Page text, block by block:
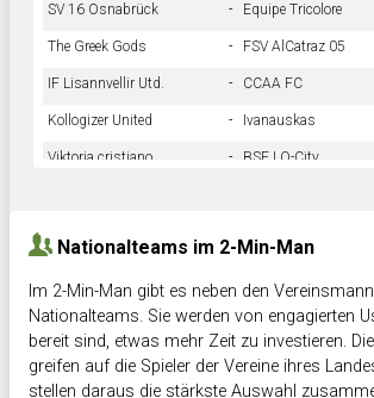
SV 16 Osnabrück - Equipe Tricolore
The Greek Gods - FSV AlCatraz 05
IF Lisannvellir Utd. - CCAA FC
Kollogizer United - Ivanauskas
Viktoria cristiano - BSF LO-City
Nationalteams im 2-Min-Man
Im 2-Min-Man gibt es neben den
Nationalteams. Sie werden von engagierten
bereit sind, etwas mehr Zeit zu investieren.
greifen auf die Spieler der Vereine ihres
stellen daraus die stärkste Auswahl